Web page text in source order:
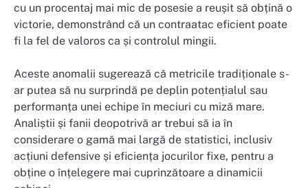
cu un procentaj mai mic de posesie a reușit să obțină o
victorie, demonstrând că un contraatac eficient poate
fi la fel de valoros ca și controlul mingii.
Aceste anomalii sugerează că metricile tradiționale s-
ar putea să nu surprindă pe deplin potențialul sau
performanța unei echipe în meciuri cu miză mare.
Analiștii și fanii deopotrivă ar trebui să ia în
considerare o gamă mai largă de statistici, inclusiv
acțiuni defensive și eficiența jocurilor fixe, pentru a
obține o înțelegere mai cuprinzătoare a dinamicii